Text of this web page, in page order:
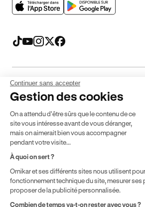
Mentions légales CGV CGU
* Détail des conditions de nos offres
localisation géographique et du type de
achetez comme détaillé dans nos
Vente.
Continuer sans accepter
Gestion des cookies
On a attendu d'être sûrs que le contenu de ce
site vous intéresse avant de vous déranger,
mais on aimerait bien vous accompagner
pendant votre visite...
À quoi on sert ?
Ornikar et ses différents sites nous utilisent
fonctionnement technique du site, mesurer ses
proposer de la publicité personnalisée.
Combien de temps va-t-on rester avec vous ?